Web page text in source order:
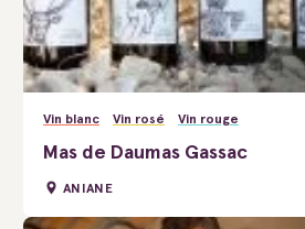
Vin blanc Vin rosé Vin rouge
Mas de Daumas Gassac
ANIANE